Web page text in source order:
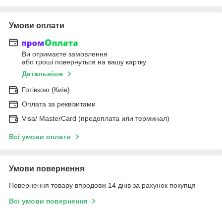
Умови оплати
Ви отримаєте замовлення
або гроші повернуться на вашу картку
Детальніше
Готівкою (Київ)
Оплата за реквізитами
Visa/ MasterCard (предоплата или терминал)
Всі умови оплати
Умови повернення
Повернення товару впродовж 14 днів за рахунок покупця
Всі умови повернення